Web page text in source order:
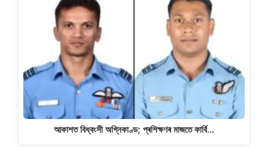
আকাশত বিধ্বংসী অগ্নিকাণ্ড; প্ৰশিক্ষণৰ মাজতে কাৰ্বি…